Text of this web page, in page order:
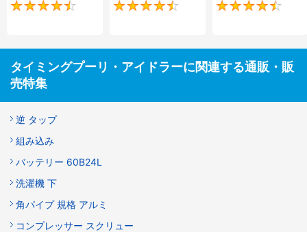
4.5 4.5
タイミングプーリ・アイドラーに関連する通販・販
売特集
逆 タップ
組み込み
バッテリー 60B24L
洗濯機 下
角パイプ 規格 アルミ
コンプレッサー スクリュー